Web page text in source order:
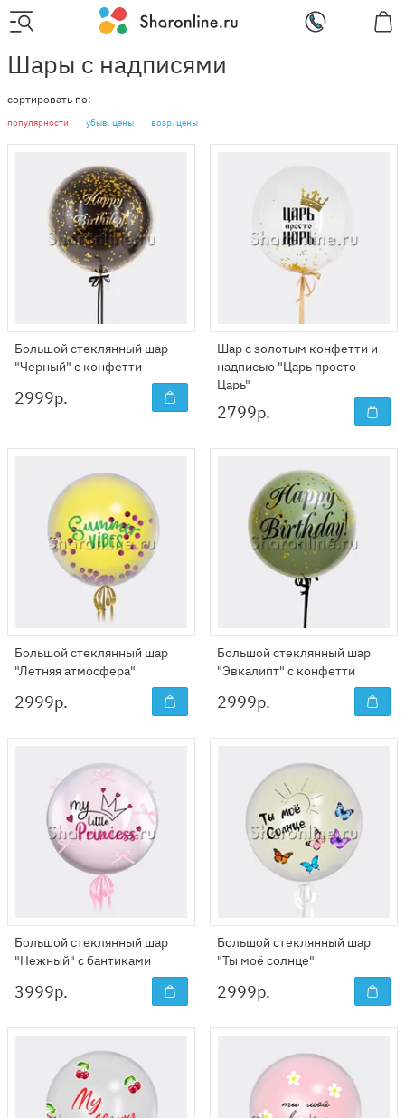
Шары с надписями
сортировать по:
популярности убыв. цены возр. цены
Большой стеклянный шар
"Черный" с конфетти
2999р.
Шар с золотым конфетти и
надписью "Царь просто
Царь"
2799р.
Большой стеклянный шар
"Летняя атмосфера"
2999р.
Большой стеклянный шар
"Эвкалипт" с конфетти
2999р.
Большой стеклянный шар
"Нежный" с бантиками
3999р.
Большой стеклянный шар
"Ты моё солнце"
2999р.